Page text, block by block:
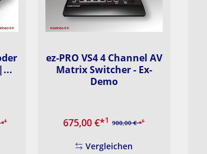
*1
ez-PRO VS4 4 Channel AV
Matrix Switcher - Ex-
Demo
900,00 €*1
675,00 €*1
Vergleichen